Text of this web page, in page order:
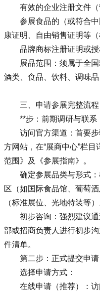
有效的企业注册文件（
参展食品的（或符合
康证明、自由销售证明等
品牌商标注册证明或授
展品范围：须属于全
酒类、食品、饮料、调味品
三、申请参展完整流程
**步：前期调研与联系
访问官方渠道：首要
方网站，在“展商中心”栏
范围》及《参展指南》。
确定参展品类与形式
区（如国际食品馆、葡萄
（标准展位、光地特装等）
初步咨询：强烈建议
部或招商负责人进行初步
件清单。
第二步：正式提交申请
选择申请方式：
在线申请（推荐）：访